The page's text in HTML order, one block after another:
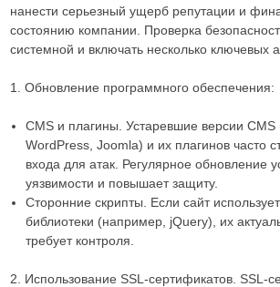
нанести серьезный ущерб репутации и
состоянию компании. Проверка
системной и включать несколько ключевых
1. Обновление программного обеспечения:
CMS и плагины. Устаревшие версии CMS
WordPress, Joomla) и их плагинов часто
входа для атак. Регулярное обновление
уязвимости и повышает защиту.
Сторонние скрипты. Если сайт
библиотеки (например, jQuery), их
требует контроля.
2. Использование SSL-сертификатов. SSL-